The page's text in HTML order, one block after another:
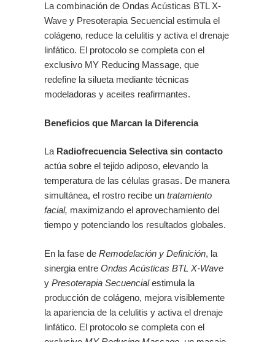
La combinación de Ondas Acústicas BTL X-
Wave y Presoterapia Secuencial estimula el
colágeno, reduce la celulitis y activa el drenaje
linfático. El protocolo se completa con el
exclusivo MY Reducing Massage, que
redefine la silueta mediante técnicas
modeladoras y aceites reafirmantes.
Beneficios que Marcan la Diferencia
La Radiofrecuencia Selectiva sin contacto
actúa sobre el tejido adiposo, elevando la
temperatura de las células grasas. De manera
simultánea, el rostro recibe untratamiento
facial, maximizando el aprovechamiento del
tiempo y potenciando los resultados globales.
En la fase deRemodelación y Definición, la
sinergia entreOndas Acústicas BTL X-Wave
yPresoterapia Secuencialestimula la
producción de colágeno, mejora visiblemente
la apariencia de la celulitis y activa el drenaje
linfático. El protocolo se completa con el